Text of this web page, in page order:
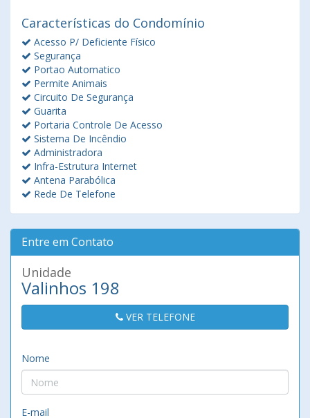
Características do Condomínio
Acesso P/ Deficiente Físico
Segurança
Portao Automatico
Permite Animais
Circuito De Segurança
Guarita
Portaria Controle De Acesso
Sistema De Incêndio
Administradora
Infra-Estrutura Internet
Antena Parabólica
Rede De Telefone
Entre em Contato
Unidade
Valinhos 198
VER TELEFONE
Nome
E-mail